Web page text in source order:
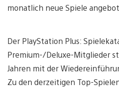
monatlich neue Spiele
Der PlayStation Plus:
Premium-/Deluxe-Mitglieder
Jahren mit der
Zu den derzeitigen Top-